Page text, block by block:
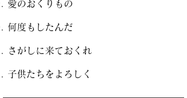
愛のおくりもの
何度もしたんだ
さがしに来ておくれ
子供たちをよろしく